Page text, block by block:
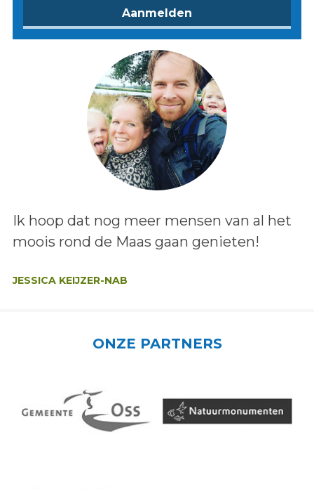
Lees het bericht:
Ik hoop dat nog meer mensen van al het
moois rond de Maas gaan genieten!
JESSICA KEIJZER-NAB
ONZE PARTNERS